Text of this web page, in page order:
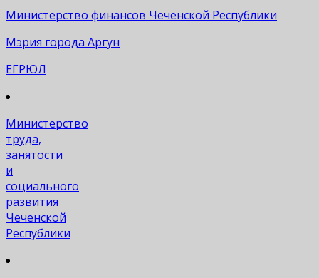
Министерство финансов Чеченской Республики
Мэрия города Аргун
ЕГРЮЛ
Министерство
труда,
занятости
и
социального
развития
Чеченской
Республики